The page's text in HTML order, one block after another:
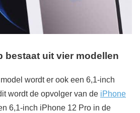
bestaat uit vier modellen
wordt er ook een 6,1-inch
wordt de opvolger van de iPhone
6,1-inch iPhone 12 Pro in de